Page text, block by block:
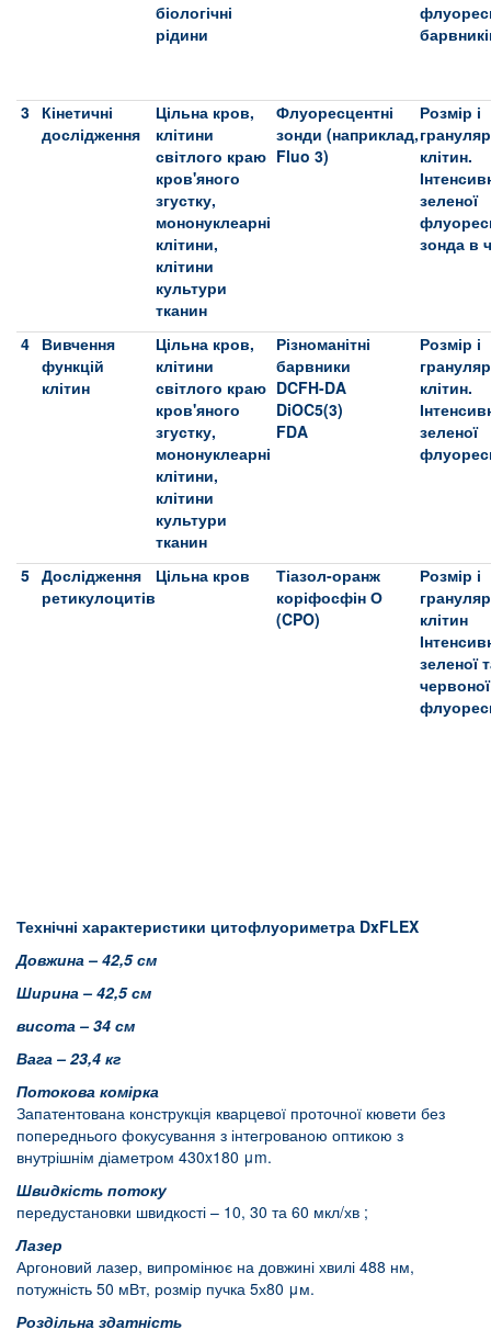
біологічні
рідини
3 Кінетичні
дослідження
Цільна кров,
клітини
світлого краю
кров'яного
згустку,
мононуклеарні
клітини,
клітини
культури
тканин
Флуоресцентні
зонди (наприклад,
Fluo 3)
Розмір і
клітин.
зеленої
зонда в
4 Вивчення
функцій
клітин
Цільна кров,
клітини
світлого краю
кров'яного
згустку,
мононуклеарні
клітини,
клітини
культури
тканин
Різноманітні
барвники
DCFH-DA
DiOC5(3)
FDA
Розмір і
клітин.
зеленої
5 Дослідження
ретикулоцитів
Цільна кров
Тіазол-оранж
коріфосфін О
(CPO)
Розмір і
клітин
зеленої
червоної
Технічні характеристики цитофлуориметра DxFLEX
Довжина – 42,5 см
Ширина – 42,5см
висота – 34 см
Вага – 23,4 кг
Потокова комірка
Запатентована конструкція кварцевої проточної кювети без
попереднього фокусування з інтегрованою оптикою з
внутрішнім діаметром 430x180 μm.
Швидкість потоку
передустановки швидкості – 10, 30 та 60 мкл/хв ;
Лазер
Аргоновий лазер, випромінює на довжині хвилі 488 нм,
потужність 50 мВт, розмір пучка 5х80 μм.
Роздільна здатність